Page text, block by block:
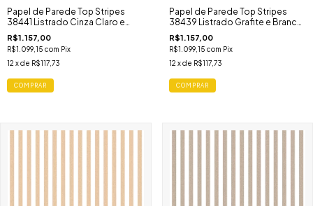
Papel de Parede Top Stripes
38441 Listrado Cinza Claro e
Branco Largo
R$1.157,00
R$1.099,15 com Pix
12 x de R$117,73
Papel de Parede Top Stripes
38439 Listrado Grafite e Branco
Largo
R$1.157,00
R$1.099,15 com Pix
12 x de R$117,73